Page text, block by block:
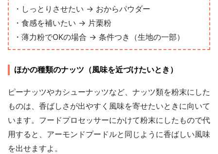
・しっとりさせたい → おからパウダー
・食感を補いたい → 片栗粉
・薄力粉でOKの場合 → 条件つき（生地の一部）
ほかの種類のナッツ（風味を近づけたいとき）
ピーナッツやカシューナッツなど、ナッツ類を粉末にした
ものは、香ばしさが出やすく風味を寄せたいときに向いて
います。フードプロセッサーにかけて粉末にしたもので代
用すると、アーモンドプードルと同じように香ばしい風味
を出せますよ。